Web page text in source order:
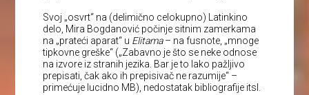
Svoj „osvrt“ na (delimično celokupno) Latinkino
delo, Mira Bogdanović počinje sitnim zamerkama
na „prateći aparat“ u Elitama– na fusnote, „mnoge
tipkovne greške“ („Zabavno je što se neke odnose
na izvore iz stranih jezika. Bar je to lako pažljivo
prepisati, čak ako ih prepisivač ne razumije“ –
primećuje lucidno MB), nedostatak bibliografije itsl.